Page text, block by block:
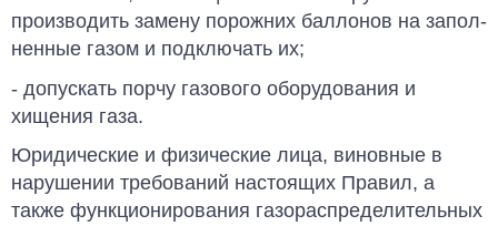
производить замену порожних баллонов на запол­
ненные газом и подключать их;
- допускать порчу газового оборудования и
хищения газа.
Юридические и физические лица, винов­ные в
нарушении требований настоящих Правил, а
также функционирования газо­распределительных